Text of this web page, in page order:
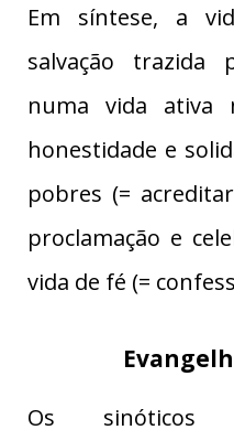
Em síntese, a
salvação trazida
numa vida ativa
honestidade e
pobres (=
proclamação e
vida de fé (=
Os sinóticos